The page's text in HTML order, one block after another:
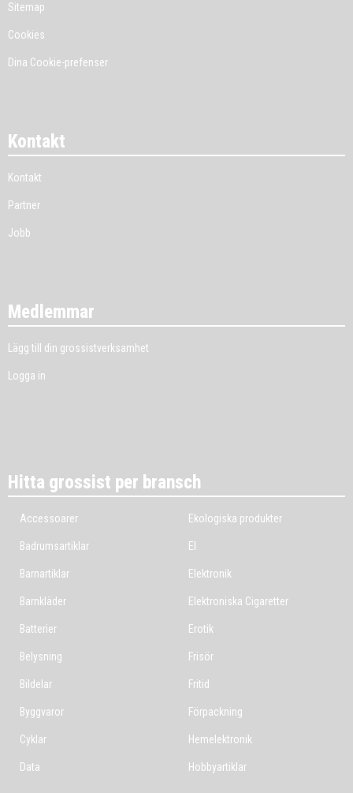
Sitemap
Cookies
Dina Cookie-prefenser
Kontakt
Kontakt
Partner
Jobb
Medlemmar
Lägg till din grossistverksamhet
Logga in
Hitta grossist per bransch
Accessoarer
Badrumsartiklar
Barnartiklar
Barnkläder
Batterier
Belysning
Bildelar
Byggvaror
Cyklar
Data
Ekologiska produkter
El
Elektronik
Elektroniska Cigaretter
Erotik
Frisör
Fritid
Förpackning
Hemelektronik
Hobbyartiklar